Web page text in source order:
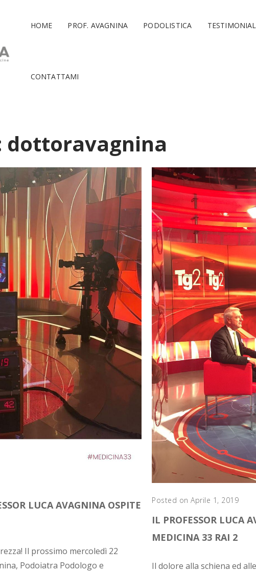
HOME PROF. AVAGNINA PODOLISTICA TESTIMONIAL
CONTATTAMI
dottoravagnina
LUCA AVAGNINA OSPITE
Il prossimo mercoledì 22
Podoiatra Podologo e
Posted on Aprile 1, 2019
IL PROFESSOR LUCA
MEDICINA 33 RAI 2
Il dolore alla schiena ed